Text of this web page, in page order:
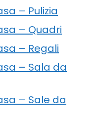
– Pulizia
– Quadri
– Regali
– Sala da
– Sale da